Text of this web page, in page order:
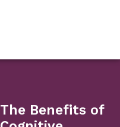
The Benefits of